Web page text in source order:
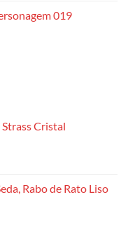
019
Cristal
Rabo de Rato Liso